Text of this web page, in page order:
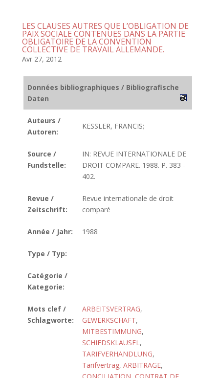
LES CLAUSES AUTRES QUE L’OBLIGATION DE
PAIX SOCIALE CONTENUES DANS LA PARTIE
OBLIGATOIRE DE LA CONVENTION
COLLECTIVE DE TRAVAIL ALLEMANDE.
Avr 27, 2012
Données bibliographiques / Bibliografische
Daten
Auteurs /
Autoren:
KESSLER, FRANCIS;
Source /
Fundstelle:
IN: REVUE INTERNATIONALE DE
DROIT COMPARE. 1988. P. 383 -
402.
Revue /
Zeitschrift:
Revue internationale de droit
comparé
Année / Jahr: 1988
Type / Typ:
Catégorie /
Kategorie:
Mots clef /
Schlagworte:
ARBEITSVERTRAG,
GEWERKSCHAFT,
MITBESTIMMUNG,
SCHIEDSKLAUSEL,
TARIFVERHANDLUNG,
Tarifvertrag, ARBITRAGE,